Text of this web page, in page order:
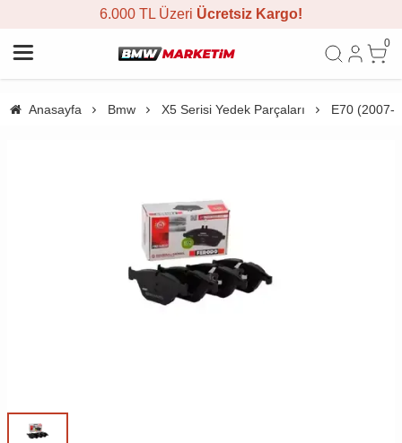
6.000 TL Üzeri Ücretsiz Kargo!
0
Anasayfa Bmw X5 Serisi Yedek Parçaları E70 (2007-